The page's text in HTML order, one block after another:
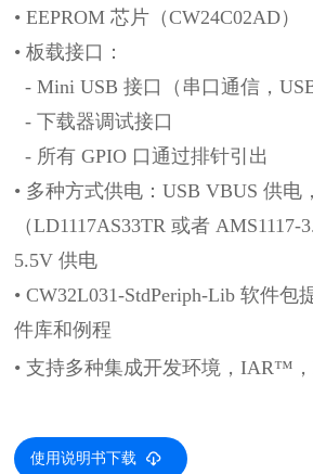
• EEPROM 芯片（CW24C02AD）
• 板载接口：
- Mini USB 接口（串口通信，
- 下载器调试接口
- 所有 GPIO 口通过排针引出
• 多种方式供电：USB VBUS 供电
（LD1117AS33TR 或者
5.5V 供电
• CW32L031-StdPeriph-Lib 软件包
件库和例程
• 支持多种集成开发环境，IAR™
使用说明书下载